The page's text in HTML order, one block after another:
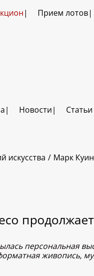
Прием лотов
Новости Статьи
искусства Марк
персональная
живопись,